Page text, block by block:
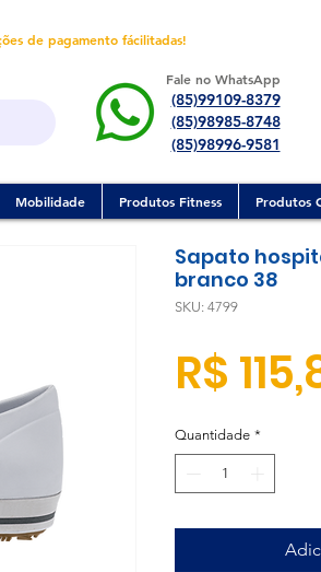
de pagamento fácilitadas!
Fale no WhatsApp
(85)99109-8379
(85)98985-8748
(85)98996-9581
Mobilidade Produtos Fitness Produtos
Sapato
branco 38
SKU: 4799
R$
Quantidade *